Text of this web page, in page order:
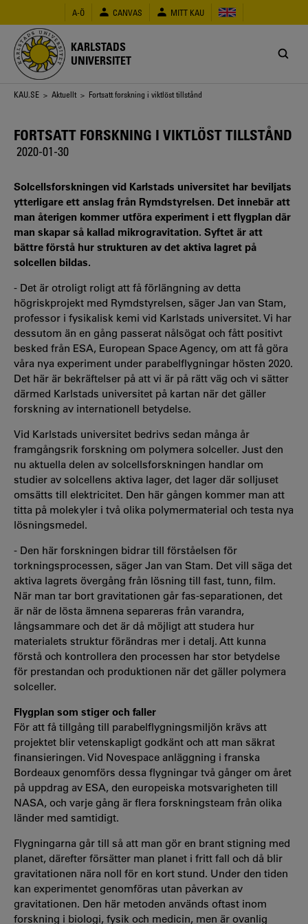
huvudinnehåll
A-Ö CANVAS MITT KAU
KARLSTADS
UNIVERSITET
Länkstig
KAU.SE > Aktuellt > Fortsatt forskning i viktlöst tillstånd
FORTSATT FORSKNING I VIKTLÖST TILLSTÅND
2020-01-30
Solcellsforskningen vid Karlstads universitet har beviljats
ytterligare ett anslag från Rymdstyrelsen. Det innebär att
man återigen kommer utföra experiment i ett flygplan där
man skapar så kallad mikrogravitation. Syftet är att
bättre förstå hur strukturen av det aktiva lagret på
solcellen bildas.
- Det är otroligt roligt att få förlängning av detta
högriskprojekt med Rymdstyrelsen, säger Jan van Stam,
professor i fysikalisk kemi vid Karlstads universitet. Vi har
dessutom än en gång passerat nålsögat och fått positivt
besked från ESA, European Space Agency, om att få göra
våra nya experiment under parabelflygningar hösten 2020.
Det här är bekräftelser på att vi är på rätt väg och vi sätter
därmed Karlstads universitet på kartan när det gäller
forskning av internationell betydelse.
Vid Karlstads universitet bedrivs sedan många år
framgångsrik forskning om polymera solceller. Just den
nu aktuella delen av solcellsforskningen handlar om
studier av solcellens aktiva lager, det lager där solljuset
omsätts till elektricitet. Den här gången kommer man att
titta på molekyler i två olika polymermaterial och testa nya
lösningsmedel.
- Den här forskningen bidrar till förståelsen för
torkningsprocessen, säger Jan van Stam. Det vill säga det
aktiva lagrets övergång från lösning till fast, tunn, film.
När man tar bort gravitationen går fas-separationen, det
är när de lösta ämnena separeras från varandra,
långsammare och det är då möjligt att studera hur
materialets struktur förändras mer i detalj. Att kunna
förstå och kontrollera den processen har stor betydelse
för prestandan och produktionen när det gäller polymera
solceller.
Flygplan som stiger och faller
För att få tillgång till parabelflygningsmiljön krävs att
projektet blir vetenskapligt godkänt och att man säkrat
finansieringen. Vid Novespace anläggning i franska
Bordeaux genomförs dessa flygningar två gånger om året
på uppdrag av ESA, den europeiska motsvarigheten till
NASA, och varje gång är flera forskningsteam från olika
länder med samtidigt.
Flygningarna går till så att man gör en brant stigning med
planet, därefter försätter man planet i fritt fall och då blir
gravitationen nära noll för en kort stund. Under den tiden
kan experimentet genomföras utan påverkan av
gravitationen. Den här metoden används oftast inom
forskning i biologi, fysik och medicin, men är ovanlig